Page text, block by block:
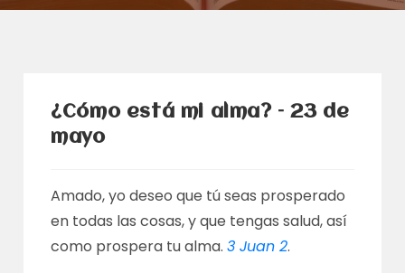
¿Cómo está mi alma? – 23 de
mayo
Amado, yo deseo que tú seas prosperado
en todas las cosas, y que tengas salud, así
como prospera tu alma.3 Juan 2.